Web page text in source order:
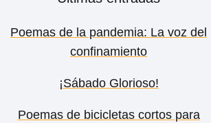
Poemas de la pandemia: La voz del
confinamiento
¡Sábado Glorioso!
Poemas de bicicletas cortos para